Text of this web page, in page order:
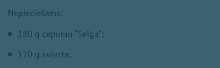
Nepieciešams:
180 g cepumu “Selga”;
120 g sviesta;